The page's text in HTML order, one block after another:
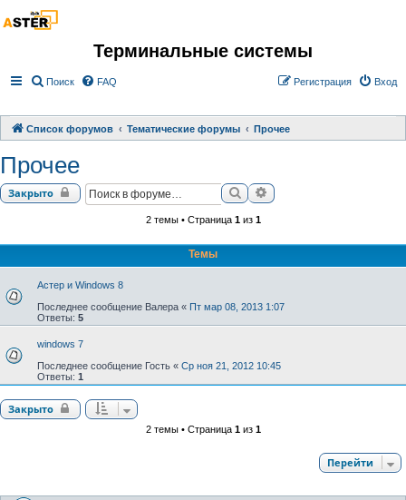
Терминальные системы
Поиск FAQ Вход
Регистрация
Список форумов Тематические форумы Прочее
Прочее
Закрыто ПоискРасширенный поиск
2 темы • Страница 1из 1
Темы
Астер и Windows 8
Последнее сообщение Валера « Пт мар 08, 2013 1:07
Ответы: 5
windows 7
Последнее сообщение Гость « Ср ноя 21, 2012 10:45
Ответы: 1
Закрыто
2 темы • Страница 1из 1
Перейти